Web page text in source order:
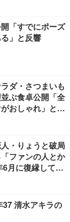
「すでにポーズ
」と反響
ダ・さつまいも
ぶ食卓公開「全
おしゃれ」と絶
・りょうと破局
ファンの人とか
月に復縁してい
清水アキラの